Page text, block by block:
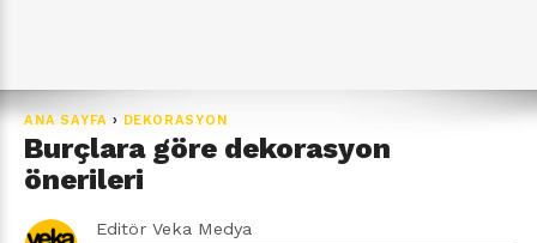
ANA SAYFA › DEKORASYON
Burçlara göre dekorasyon
önerileri
Editör Veka Medya